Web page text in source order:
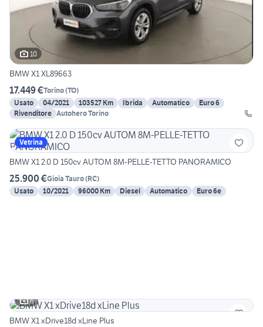
10
BMW X1 XL89663
17.449 €Torino(TO)
Usato
04/2021 103527 Km Ibrida Automatico
Euro 6
Rivenditore Autohero Torino
Vetrina
BMW X1 2.0 D 150cv AUTOM 8M-PELLE-TETTO PANORAMICO
25.900 €Gioia Tauro(RC)
Usato
10/2021 96000 Km Diesel Automatico Euro 6e
6
BMW X1 xDrive18d xLine Plus